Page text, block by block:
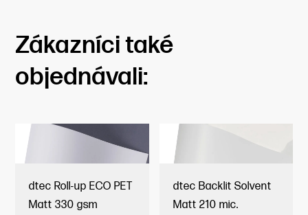
Zákazníci také
objednávali:
dtec Roll-up ECO PET
Matt 330 gsm
dtec Backlit Solvent
Matt 210 mic.